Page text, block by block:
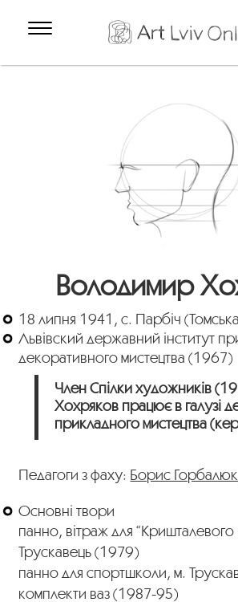
Володимир
18 липня 1941, с. Парбіч
Львівский державний інститут
декоративного мистецтва (1967)
Член Спілки художників
Хохряков працює в галузі
прикладного мистецтва
Педагоги з фаху: Борис Горбалюк
Основні твори
панно, вітраж для “Кришталевого
Трускавець (1979)
панно для спортшколи, м.
комплекти ваз (1987-95)